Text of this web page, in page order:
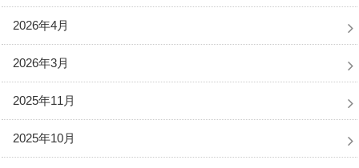
2026年4月
2026年3月
2025年11月
2025年10月